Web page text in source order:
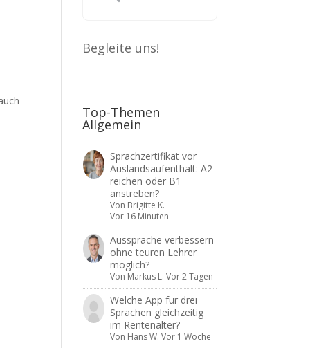
Begleite uns!
Top-Themen
Allgemein
Sprachzertifikat vor
Auslandsaufenthalt: A2
reichen oder B1
anstreben?
Von Brigitte K.
Vor 16 Minuten
Aussprache verbessern
ohne teuren Lehrer
möglich?
Von Markus L. Vor 2 Tagen
Welche App für drei
Sprachen gleichzeitig
im Rentenalter?
Von Hans W. Vor 1 Woche